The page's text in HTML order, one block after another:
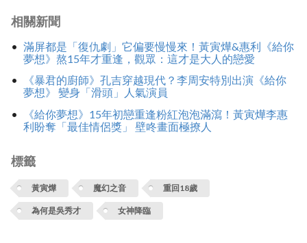
相關新聞
滿屏都是「復仇劇」它偏要慢慢來！黃寅燁&惠利《給你
夢想》熬15年才重逢，觀眾：這才是大人的戀愛
《暴君的廚師》孔吉穿越現代？李周安特別出演《給你
夢想》 變身「滑頭」人氣演員
《給你夢想》15年初戀重逢粉紅泡泡滿瀉！黃寅燁李惠
利盼奪「最佳情侶獎」 壁咚畫面極撩人
標籤
黃寅燁 魔幻之音 重回18歲
為何是吳秀才 女神降臨